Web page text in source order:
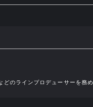
どのラインプロデューサーを務